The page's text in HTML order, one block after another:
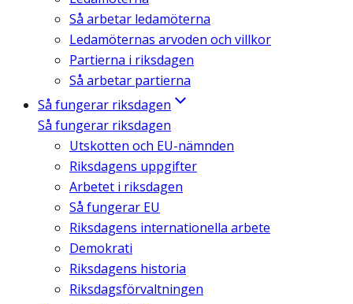
Så arbetar ledamöterna
Ledamöternas arvoden och villkor
Partierna i riksdagen
Så arbetar partierna
Så fungerar riksdagen
Så fungerar riksdagen
Utskotten och EU-nämnden
Riksdagens uppgifter
Arbetet i riksdagen
Så fungerar EU
Riksdagens internationella arbete
Demokrati
Riksdagens historia
Riksdagsförvaltningen